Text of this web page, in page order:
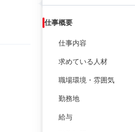
仕事概要
仕事内容
求めている人材
職場環境・雰囲気
勤務地
給与